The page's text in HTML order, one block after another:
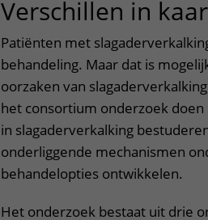
Verschillen in
Patiënten met
behandeling. Maar dat is
oorzaken van
het consortium onderzoek doen
in slagaderverkalking
onderliggende mechanismen
behandelopties ontwikkelen.
Het onderzoek bestaat uit drie